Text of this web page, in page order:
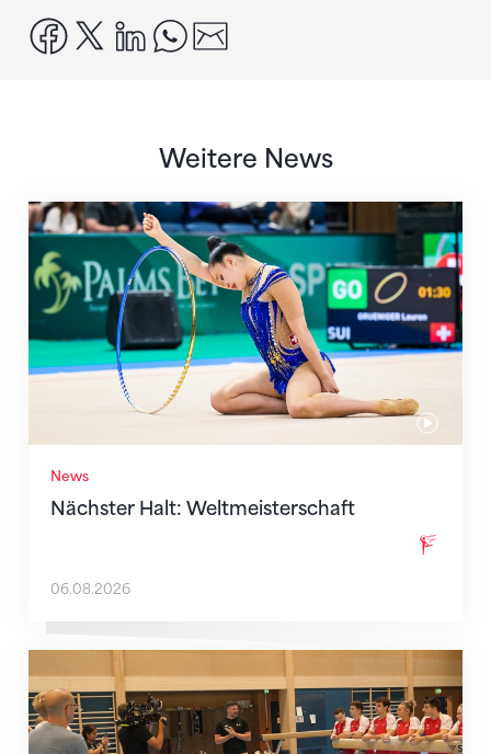
facebook
x linkedinwhatsapp
Weitere News
News
Nächster Halt: Weltmeisterschaft
Nächster Halt: Weltmeisterschaft
06.08.2026
Mit klaren Zielen nach Zagreb